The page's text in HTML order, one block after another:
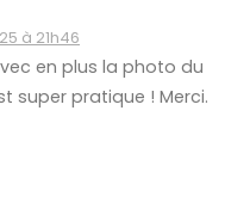
à 21h46
en plus la photo du
super pratique ! Merci.